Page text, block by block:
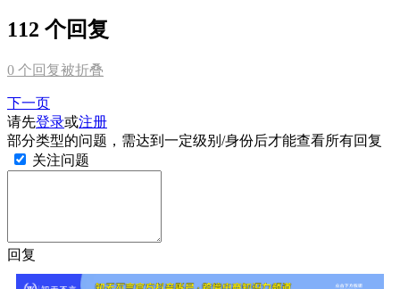
112 个回复
0 个回复被折叠
下一页
请先登录或注册
部分类型的问题，需达到一定级别/身份后才能查看所有回复
关注问题
回复